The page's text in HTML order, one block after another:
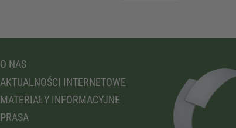
O NAS
AKTUALNOŚCI INTERNETOWE
MATERIAŁY INFORMACYJNE
PRASA